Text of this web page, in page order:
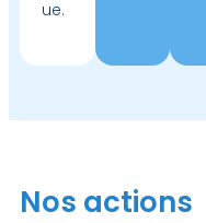
ue.
Nos actions